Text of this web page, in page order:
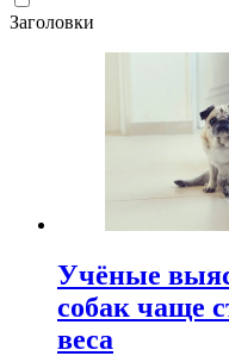
Заголовки
Учёные
собак чаще
веса